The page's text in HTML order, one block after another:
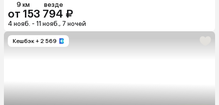
9 км везде
от 153 794 ₽
4 нояб. - 11 нояб., 7 ночей
Кешбэк + 2 569